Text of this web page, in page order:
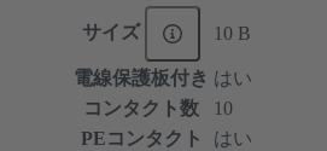
サイズ 10 B
電線保護板付き はい
コンタクト数
10
PEコンタクト
はい